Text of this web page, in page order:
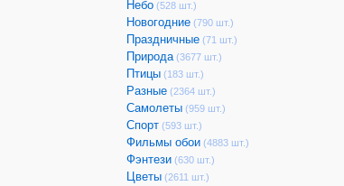
Небо (528 шт.)
Новогодние (790 шт.)
Праздничные (71 шт.)
Природа (3677 шт.)
Птицы (183 шт.)
Разные (2364 шт.)
Самолеты (959 шт.)
Спорт (593 шт.)
Фильмы обои (4883 шт.)
Фэнтези (630 шт.)
Цветы (2611 шт.)